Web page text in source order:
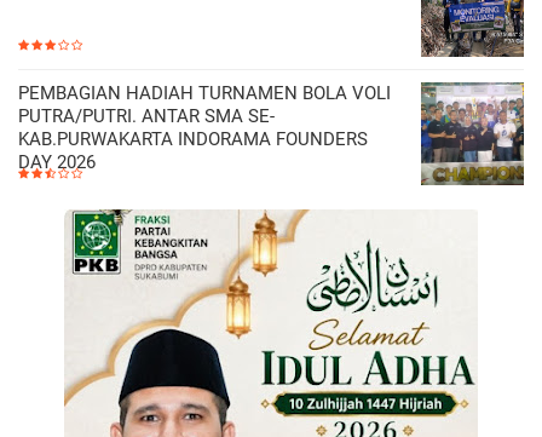
PEMBAGIAN HADIAH TURNAMEN BOLA VOLI
PUTRA/PUTRI. ANTAR SMA SE-
KAB.PURWAKARTA INDORAMA FOUNDERS
DAY 2026